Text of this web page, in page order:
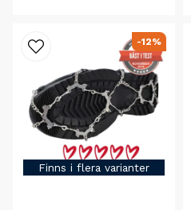
Finns i flera varianter
-12%